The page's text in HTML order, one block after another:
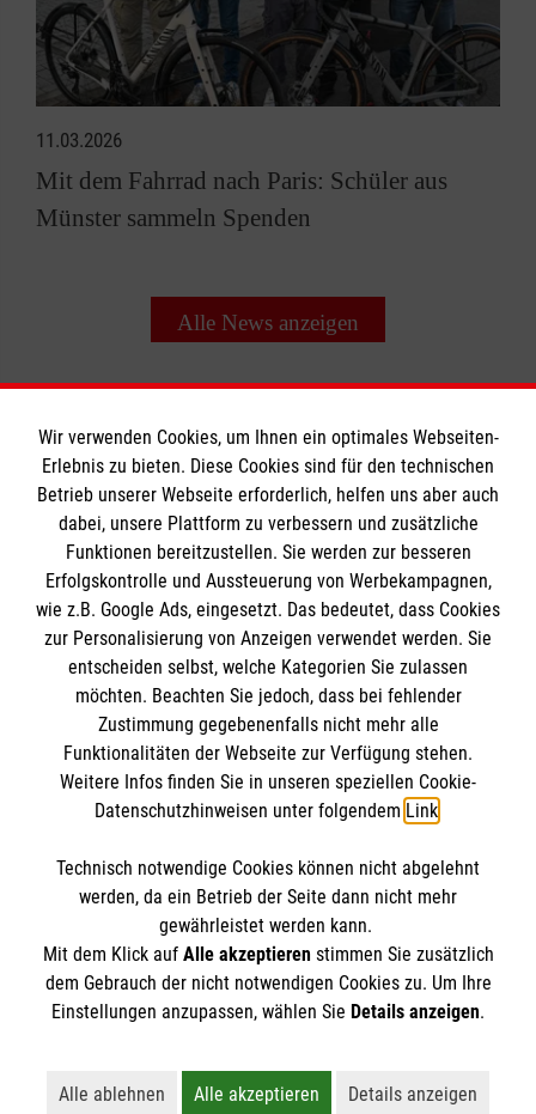
11.03.2026
Mit dem Fahrrad nach Paris: Schüler aus
Münster sammeln Spenden
Alle News anzeigen
Informationen
Impressum
Datenschutz
Kontakt
Die Malteser
Malteser in Deutschland
Malteserorden
Sharepoint
Spendenkonto
Bank: Pax-Bank
IBAN: DE70370601201201214064
BIC: GENODED1PA7
So finden Sie uns
Ossenpaß 14
47623 Kevelaer
info.kevelaer@malteser.org
Der Malteser Hilfsdienst e.V. ist als eingetragene
Gewerbesteuer befreit.
Wir verwenden Cookies, um Ihnen ein optimales Webseiten-
Erlebnis zu bieten. Diese Cookies sind für den technischen
Betrieb unserer Webseite erforderlich, helfen uns aber auch
dabei, unsere Plattform zu verbessern und zusätzliche
Funktionen bereitzustellen. Sie werden zur besseren
Erfolgskontrolle und Aussteuerung von Werbekampagnen,
wie z.B. Google Ads, eingesetzt. Das bedeutet, dass Cookies
zur Personalisierung von Anzeigen verwendet werden. Sie
entscheiden selbst, welche Kategorien Sie zulassen
möchten. Beachten Sie jedoch, dass bei fehlender
Zustimmung gegebenenfalls nicht mehr alle
Funktionalitäten der Webseite zur Verfügung stehen.
Weitere Infos finden Sie in unseren speziellen Cookie-
Datenschutzhinweisen unter folgendem Link.
Technisch notwendige Cookies können nicht abgelehnt
werden, da ein Betrieb der Seite dann nicht mehr
gewährleistet werden kann.
Mit dem Klick auf Alle akzeptierenstimmen Sie zusätzlich
dem Gebrauch der nicht notwendigen Cookies zu. Um Ihre
Einstellungen anzupassen, wählen Sie Details anzeigen.
Alle ablehnen
Alle akzeptieren
Details anzeigen